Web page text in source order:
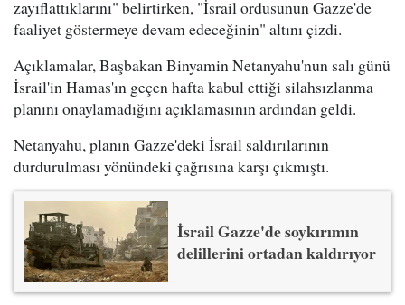
zayıflattıklarını" belirtirken, "İsrail ordusunun Gazze'de
faaliyet göstermeye devam edeceğinin" altını çizdi.
Açıklamalar, Başbakan Binyamin Netanyahu'nun salı günü
İsrail'in Hamas'ın geçen hafta kabul ettiği silahsızlanma
planını onaylamadığını açıklamasının ardından geldi.
Netanyahu, planın Gazze'deki İsrail saldırılarının
durdurulması yönündeki çağrısına karşı çıkmıştı.
İsrail Gazze'de soykırımın
delillerini ortadan kaldırıyor